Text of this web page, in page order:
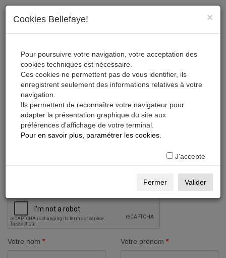
Cinéma, Audiovisuel,
Votre nom Votre prénom
×
Cookies Bellefaye!
Pour poursuivre votre navigation, votre acceptation des
cookies techniques est nécessaire.
Ces cookies ne permettent pas de vous identifier, ils
enregistrent seulement des informations relatives à votre
navigation.
Ils permettent de reconnaître votre navigateur pour
adapter la présentation graphique du site aux
préférences d'affichage de votre terminal.
Pour en savoir plus, paramétrer les cookies
J'accepte
Fermer Valider